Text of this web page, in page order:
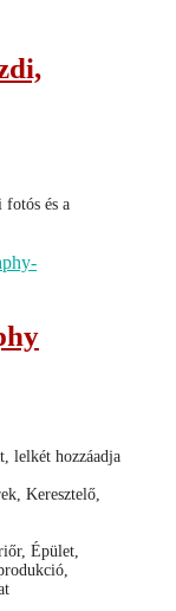
fotós és a
lelkét hozzáadja
Keresztelő,
Épület,